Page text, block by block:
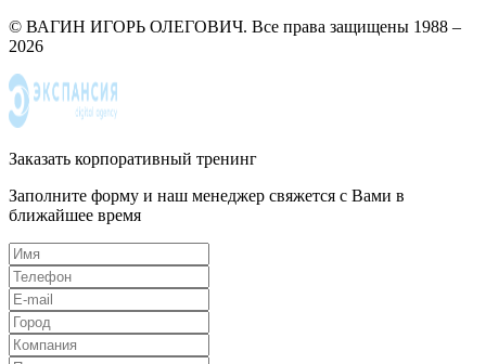
© ВАГИН ИГОРЬ ОЛЕГОВИЧ. Все права защищены 1988 –
2026
Заказать корпоративный тренинг
Заполните форму и наш менеджер свяжется с Вами в
ближайшее время